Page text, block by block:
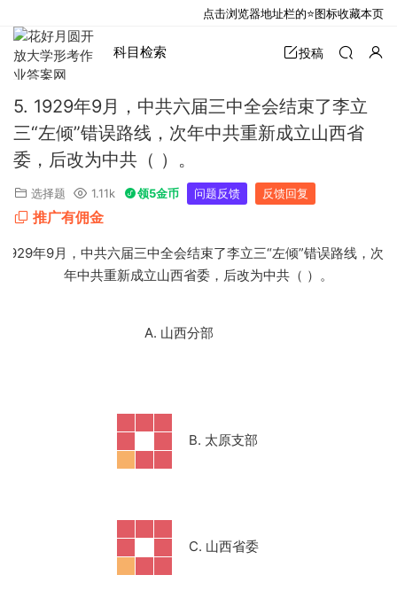
科目检索 投稿
5. 1929年9月，中共六届三中全会结束了李立
三“左倾”错误路线，次年中共重新成立山西省
委，后改为中共（ ）。
选择题 1.11k 领5金币 问题反馈 反馈回复
推广有佣金
1929年9月，中共六届三中全会结束了李立三“左倾”错误路线，次
年中共重新成立山西省委，后改为中共（ ）。
A. 山西分部
B. 太原支部
C. 山西省委
点击浏览器地址栏的⭐图标收藏本页